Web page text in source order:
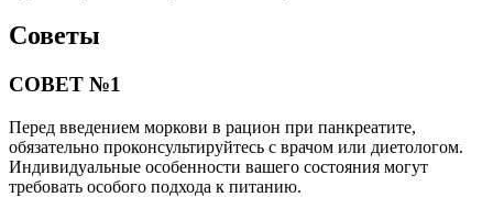
Советы
СОВЕТ №1
Перед введением моркови в рацион при панкреатите,
обязательно проконсультируйтесь с врачом или диетологом.
Индивидуальные особенности вашего состояния могут
требовать особого подхода к питанию.